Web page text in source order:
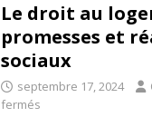
Le droit au
promesses et
sociaux
septembre 17, 2024
fermés